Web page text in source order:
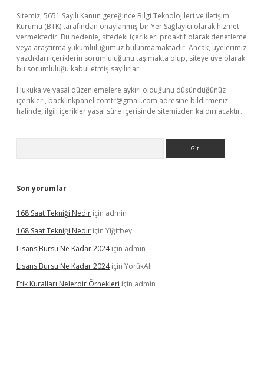
Sitemiz, 5651 Sayılı Kanun gereğince Bilgi Teknolojileri ve İletişim
Kurumu (BTK) tarafından onaylanmış bir Yer Sağlayıcı olarak hizmet
vermektedir. Bu nedenle, sitedeki içerikleri proaktif olarak denetleme
veya araştırma yükümlülüğümüz bulunmamaktadır. Ancak, üyelerimiz
yazdıkları içeriklerin sorumluluğunu taşımakta olup, siteye üye olarak
bu sorumluluğu kabul etmiş sayılırlar.
Hukuka ve yasal düzenlemelere aykırı olduğunu düşündüğünüz
içerikleri, backlinkpanelicomtr@gmail.com adresine bildirmeniz
halinde, ilgili içerikler yasal süre içerisinde sitemizden kaldırılacaktır.
Son yorumlar
168 Saat Tekniği Nedir için admin
168 Saat Tekniği Nedir için Yiğitbey
Lisans Bursu Ne Kadar 2024için admin
Lisans Bursu Ne Kadar 2024için YörükAli
Etik Kuralları Nelerdir Örnekleri için admin